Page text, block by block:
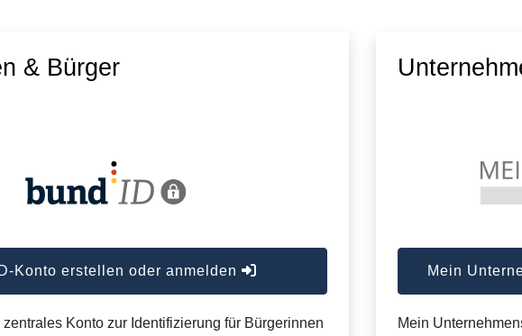
& Bürger
Konto erstellen oder anmelden
Konto zur Identifizierung für Bürgerinnen
Mein
Mein